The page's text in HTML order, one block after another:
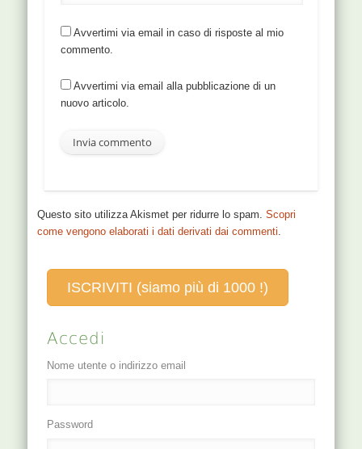
Avvertimi via email in caso di risposte al mio
commento.
Avvertimi via email alla pubblicazione di un
nuovo articolo.
Questo sito utilizza Akismet per ridurre lo spam.Scopri
come vengono elaborati i dati derivati dai commenti
ISCRIVITI (siamo più di 1000 !)
Accedi
Nome utente o indirizzo email
Password